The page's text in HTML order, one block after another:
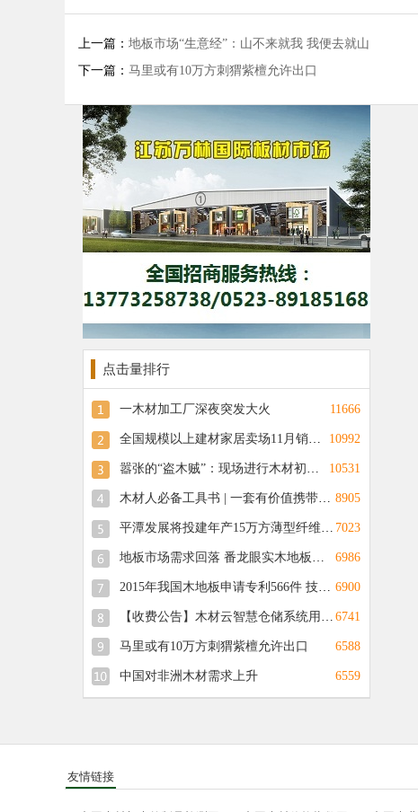
上一篇： 地板市场“生意经”：山不来就我 我便去就山
下一篇： 马里或有10万方刺猬紫檀允许出口
点击量排行
11666
一木材加工厂深夜突发大火
10992
全国规模以上建材家居卖场11月销售额约609亿元
10531
嚣张的“盗木贼”：现场进行木材初加工
8905
木材人必备工具书 | 一套有价值携带方便的《世界商用木材名典》
7023
平潭发展将投建年产15万方薄型纤维板生产线项目
6986
地板市场需求回落 番龙眼实木地板销量突出
6900
2015年我国木地板申请专利566件 技术创新得到行业重视
6741
【收费公告】木材云智慧仓储系统用户有偿服务收费通知
6588
马里或有10万方刺猬紫檀允许出口
6559
中国对非洲木材需求上升
友情链接